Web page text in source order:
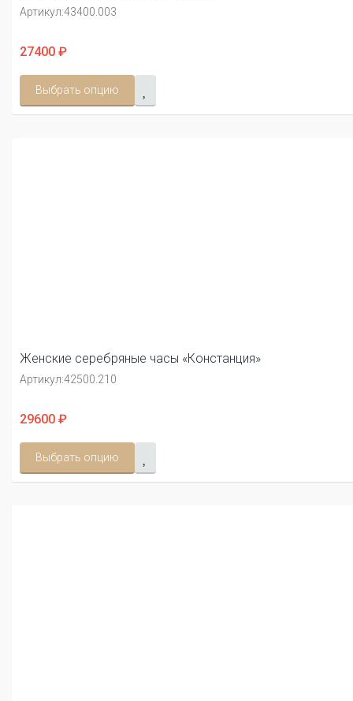
Артикул:43400.003
27400 ₽
Выбрать опцию
Женские серебряные часы «Констанция»
Артикул:42500.210
29600 ₽
Выбрать опцию